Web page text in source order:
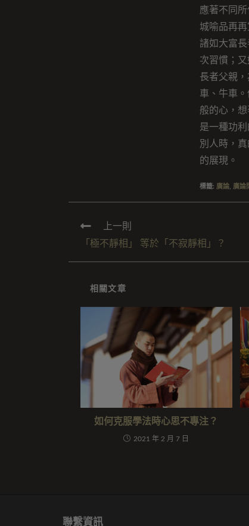
應著不同
城喻品再
諸如大富
次習慣；
長者父親
車、牛車
般的心，
是一種功
別人時，
的展現。
標籤: 廣論, 廣論
上一則
「極不靜相」 等於「不寂靜相」？
相關文章
如何克服學法時心思不專注？
2021 年 2 月 7 日
聯繫資訊